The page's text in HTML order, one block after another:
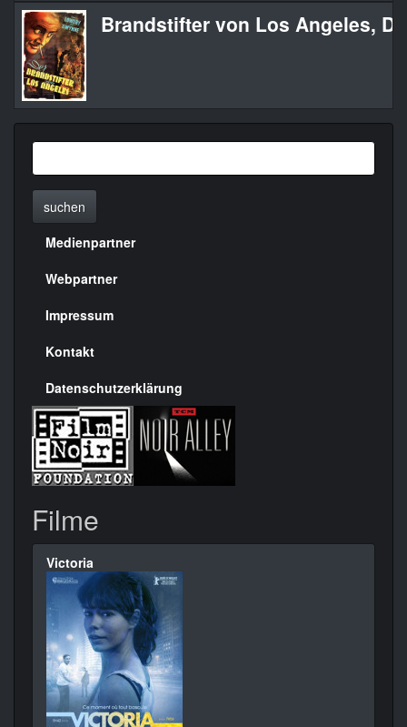
Brandstifter von Los Angeles,
suchen
Menülinks
rechte
Seite
Medienpartner
Webpartner
Impressum
Kontakt
Datenschutzerklärung
Filme
Victoria